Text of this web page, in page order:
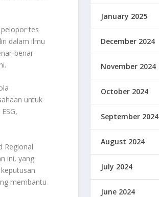
tes
dalam ilmu
benar
untuk
Regional
ini, yang
membantu
January 2025
December 2024
November 2024
October 2024
September 2024
August 2024
July 2024
June 2024